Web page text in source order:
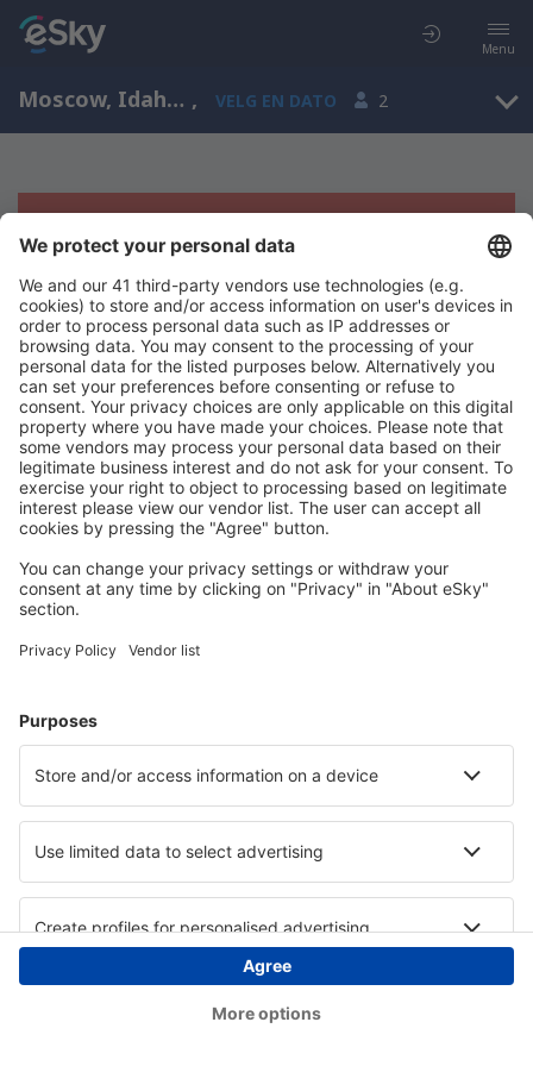
Menu
Moscow, Idaho, Amerikas forente stater , VELG EN DATO 2
Beklager, søket ga ingen resultater
Prøv å søk etter andre kriterier
Copyright © eSkyTravel.no. Alle rettigheter forbeholdt.